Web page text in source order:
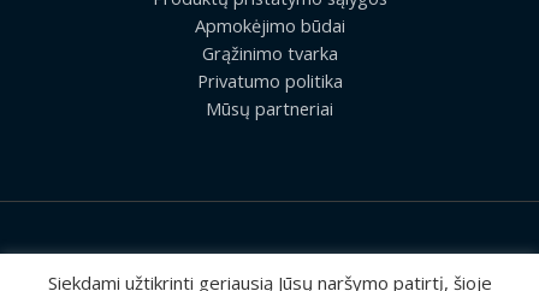
Apmokėjimo būdai
Grąžinimo tvarka
Privatumo politika
Mūsų partneriai
2026 © Visos teisės saugomos | UAB „Rilis“
Siekdami užtikrinti geriausią Jūsų naršymo patirtį, šioje